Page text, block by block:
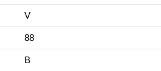
V
88
B